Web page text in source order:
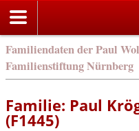
Familiendaten der Paul
Familienstiftung Nürnberg
Familie: Paul
(F1445)